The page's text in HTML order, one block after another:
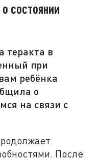
состоянии
теракта в
при
ребёнка
о
на связи с
После